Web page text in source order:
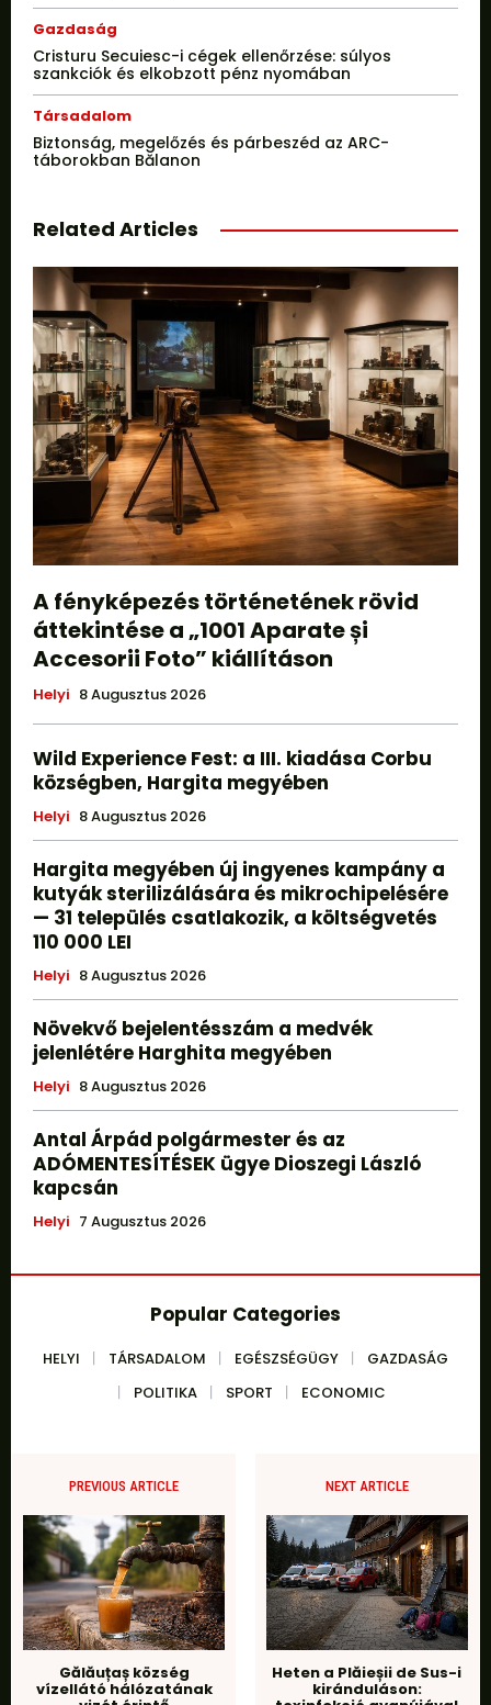
Gazdaság
Cristuru Secuiesc-i cégek ellenőrzése: súlyos
szankciók és elkobzott pénz nyomában
Társadalom
Biztonság, megelőzés és párbeszéd az ARC-
táborokban Bălanon
Related Articles
A fényképezés történetének rövid
áttekintése a „1001 Aparate și
Accesorii Foto” kiállításon
Helyi 8 Augusztus 2026
Wild Experience Fest: a III. kiadása Corbu
községben, Hargita megyében
Helyi 8 Augusztus 2026
Hargita megyében új ingyenes kampány a
kutyák sterilizálására és mikrochipelésére
— 31 település csatlakozik, a költségvetés
110 000 LEI
Helyi 8 Augusztus 2026
Növekvő bejelentésszám a medvék
jelenlétére Harghita megyében
Helyi 8 Augusztus 2026
Antal Árpád polgármester és az
ADÓMENTESÍTÉSEK ügye Dioszegi László
kapcsán
Helyi 7 Augusztus 2026
Popular Categories
HELYI TÁRSADALOM EGÉSZSÉGÜGY
GAZDASÁG
POLITIKA
SPORT ECONOMIC
PREVIOUS ARTICLE
Gălăuțaș község
vízellátó hálózatának
NEXT ARTICLE
Heten a Plăieșii de Sus-i
kiránduláson: